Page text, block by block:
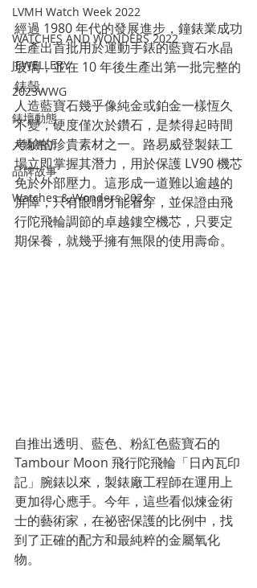
LVMH Watch Week 2022
WATCHES AND WONDERS 2022
JEWELLERY
2023WWG
錶壇動態
人物專訪
品牌故事
Watches & Wonders 2024
經過 1980 年代的發展進步，鐘錶業成功
生產出首批用於運動手錶的藍寶石水晶
玻璃，並在 10 年後生產出第一批完整的
錶殼。
人造藍寶石幾乎像純金或鉑金一樣恆久
不變，硬度僅次於鑽石，是禁得起時間
考驗的珍貴素材之一。路易威登製錶工
場立即掌握其潛力，用於保護 LV90 機芯
免於外部壓力。這形成一道難以逾越的
屏障，只有眼睛才能看穿，並保證由飛
行陀飛輪調節的卓越鏤空機芯，只要定
期保養，就幾乎擁有無限的使用壽命。
自推出透明、藍色、粉紅色藍寶石的
Tambour Moon 飛行陀飛輪「日內瓦印
記」腕錶以來，製錶廠工程師在運用上
更加得心應手。今年，這些看似煉金術
士的藝術家，在祕密保護的比例中，找
到了正確的配方和最純粹的金屬氧化
物。